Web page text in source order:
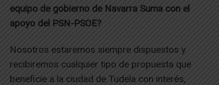
equipo de gobierno de Navarra Suma con el
apoyo del PSN-PSOE?
Nosotros estaremos siempre dispuestos y
recibiremos cualquier tipo de propuesta que
beneficie a la ciudad de Tudela con interés,